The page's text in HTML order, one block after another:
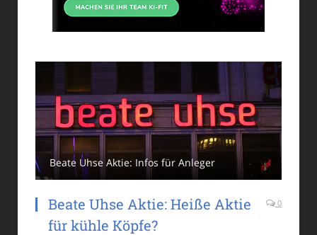
Beate Uhse Aktie: Infos für Anleger
Beate Uhse Aktie: Heiße Aktie
für kühle Köpfe?
0